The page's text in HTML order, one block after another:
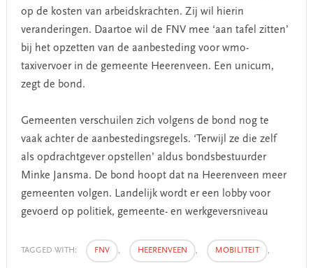
op de kosten van arbeidskrachten. Zij wil hierin
veranderingen. Daartoe wil de FNV mee ‘aan tafel zitten’
bij het opzetten van de aanbesteding voor wmo-
taxivervoer in de gemeente Heerenveen. Een unicum,
zegt de bond.
Gemeenten verschuilen zich volgens de bond nog te
vaak achter de aanbestedingsregels. ‘Terwijl ze die zelf
als opdrachtgever opstellen’ aldus bondsbestuurder
Minke Jansma. De bond hoopt dat na Heerenveen meer
gemeenten volgen. Landelijk wordt er een lobby voor
gevoerd op politiek, gemeente- en werkgeversniveau
TAGGED WITH: FNV , HEERENVEEN , MOBILITEIT ,